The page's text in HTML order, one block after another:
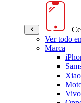
Ver todo
Marca
Vivo